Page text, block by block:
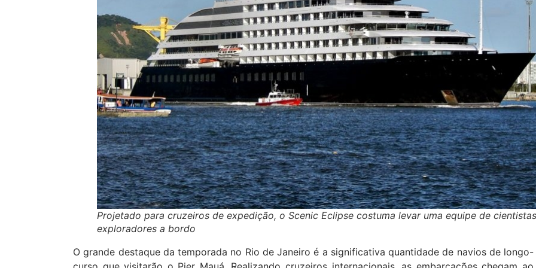
Projetado para cruzeiros de expedição, o Scenic Eclipse costuma levar uma equipe de
exploradores a bordo
O grande destaque da temporada no Rio de Janeiro é a significativa quantidade de navios de longo-